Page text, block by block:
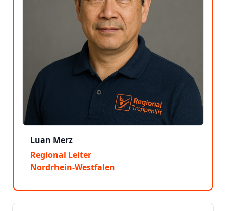
Luan Merz
Regional Leiter
Nordrhein-Westfalen